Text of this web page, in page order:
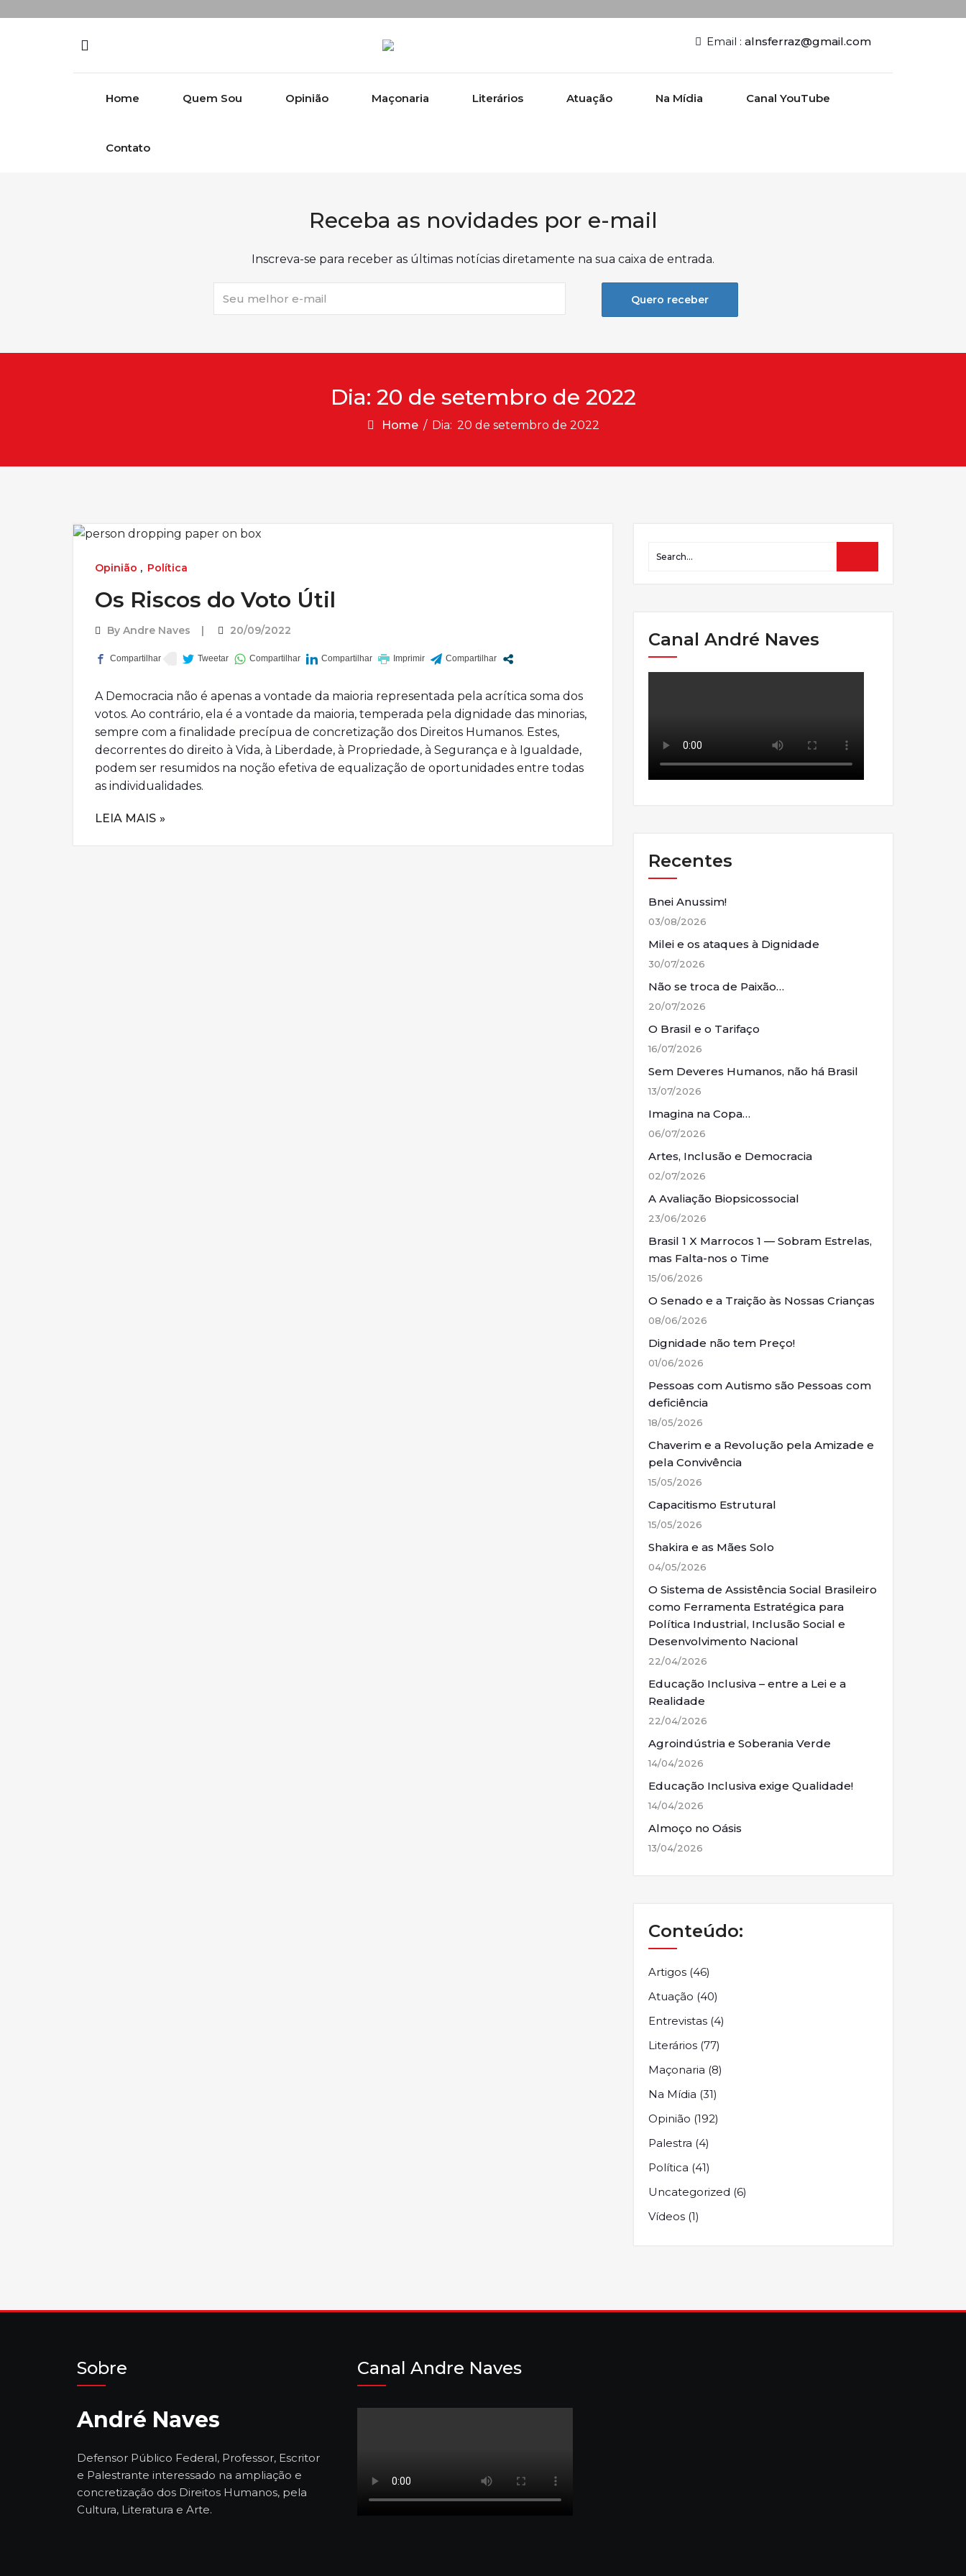
Email : alnsferraz@gmail.com
Home Quem Sou Opinião Maçonaria Literários Atuação Na Mídia Canal YouTube
Contato
Receba as novidades por e-mail
Inscreva-se para receber as últimas notícias diretamente na sua caixa de entrada.
Quero receber
Dia: 20 de setembro de 2022
Home / Dia: 20 de setembro de 2022
Opinião , Política
Os Riscos do Voto Útil
By Andre Naves 20/09/2022
A Democracia não é apenas a vontade da maioria representada pela acrítica soma dos
votos. Ao contrário, ela é a vontade da maioria, temperada pela dignidade das minorias,
sempre com a finalidade precípua de concretização dos Direitos Humanos. Estes,
decorrentes do direito à Vida, à Liberdade, à Propriedade, à Segurança e à Igualdade,
podem ser resumidos na noção efetiva de equalização de oportunidades entre todas
as individualidades.
LEIA MAIS
Canal André Naves
Recentes
Bnei Anussim!
03/08/2026
Milei e os ataques à Dignidade
30/07/2026
Não se troca de Paixão…
20/07/2026
O Brasil e o Tarifaço
16/07/2026
Sem Deveres Humanos, não há Brasil
13/07/2026
Imagina na Copa…
06/07/2026
Artes, Inclusão e Democracia
02/07/2026
A Avaliação Biopsicossocial
23/06/2026
Brasil 1 X Marrocos 1 — Sobram Estrelas,
mas Falta-nos o Time
15/06/2026
O Senado e a Traição às Nossas Crianças
08/06/2026
Dignidade não tem Preço!
01/06/2026
Pessoas com Autismo são Pessoas com
deficiência
18/05/2026
Chaverim e a Revolução pela Amizade e
pela Convivência
15/05/2026
Capacitismo Estrutural
15/05/2026
Shakira e as Mães Solo
04/05/2026
O Sistema de Assistência Social Brasileiro
como Ferramenta Estratégica para
Política Industrial, Inclusão Social e
Desenvolvimento Nacional
22/04/2026
Educação Inclusiva – entre a Lei e a
Realidade
22/04/2026
Agroindústria e Soberania Verde
14/04/2026
Educação Inclusiva exige Qualidade!
14/04/2026
Almoço no Oásis
13/04/2026
Conteúdo:
Artigos (46)
Atuação (40)
Entrevistas (4)
Literários (77)
Maçonaria (8)
Na Mídia (31)
Opinião (192)
Palestra (4)
Política (41)
Uncategorized (6)
Vídeos (1)
Sobre
André Naves
Defensor Público Federal, Professor, Escritor
e Palestrante interessado na ampliação e
concretização dos Direitos Humanos, pela
Cultura, Literatura e Arte.
Canal Andre Naves